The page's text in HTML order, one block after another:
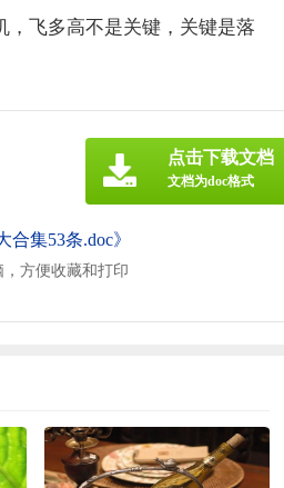
，飞多高不是关键，关键是落
合集53条.doc》
方便收藏和打印
点击下载文档
文档为doc格式